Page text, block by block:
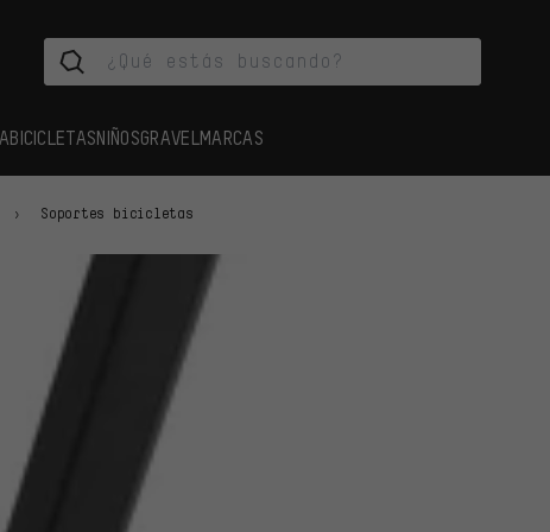
BICICLETASNIÑOSGRAVEL MARCAS
Soportes bicicletas